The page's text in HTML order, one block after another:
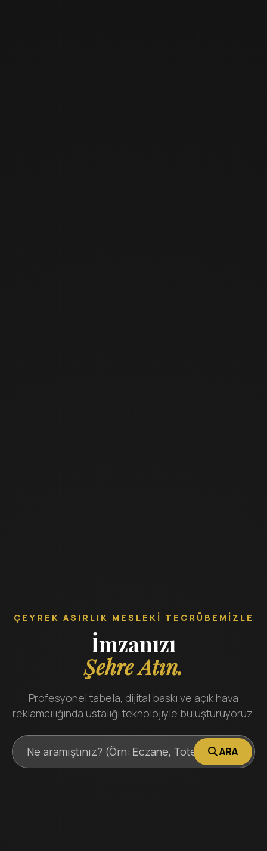
ÇEYREK ASIRLIK MESLEKI TECRÜBEMIZLE
İmzanızı
Şehre Atın.
Profesyonel tabela, dijital baskı ve açık hava
reklamcılığında ustalığı teknolojiyle buluşturuyoruz.
ARA